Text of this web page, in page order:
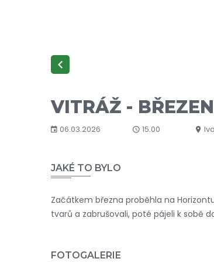
VITRÁŽ -
06.03.2026 15.00
JAKÉ TO BYLO
Začátkem března proběhla na
tvarů a zabrušovali, poté pájeli k sobě
FOTOGALERIE